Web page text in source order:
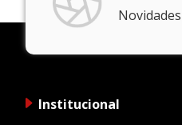
Institucional